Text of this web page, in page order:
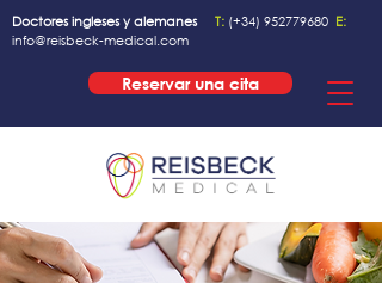
Doctores ingleses y alemanes T: (+34) 952779680 E:
info@reisbeck-medical.com
Reservar una cita